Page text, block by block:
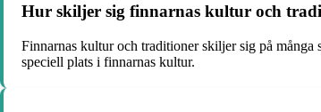
Hur skiljer sig finnarnas kultur och
Finnarnas kultur och traditioner skiljer sig på många
speciell plats i finnarnas kultur.